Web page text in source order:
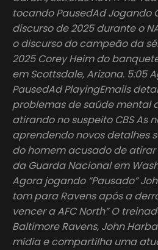
tocando PausedAd Jogando
discurso de 2025 durante o
o discurso do campeão da
2025 Corey Heim do
em Scottsdale, Arizona. 5:05
PausedAd PlayingEmails
problemas de saúde mental
atirando no suspeito CBS As
aprendendo novos detalhes
do homem acusado de
da Guarda Nacional em
Agora jogando “Pausado”
tom para Ravens após a
vencer a AFC North” O
Baltimore Ravens, John
mídia e compartilha uma